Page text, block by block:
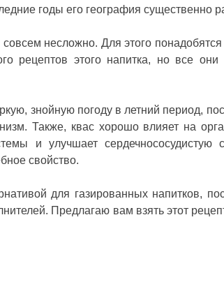
годы его география существенно
несложно. Для этого
рецептов этого напитка, но все
знойную погоду в летний период,
Также, квас хорошо влияет на
и улучшает сердечнососудистую
свойство.
для газированных напитков,
Предлагаю вам взять этот